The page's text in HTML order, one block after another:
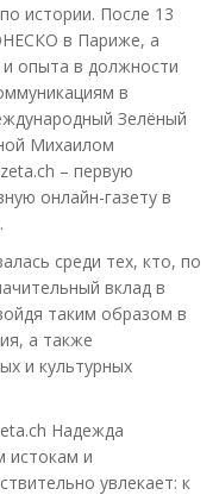
истории. После 13
в Париже, а
опыта в должности
в
Зелёный
Михаилом
– первую
онлайн-газету в
среди тех, кто, по
вклад в
таким образом в
а также
и культурных
Надежда
истокам и
увлекает: к